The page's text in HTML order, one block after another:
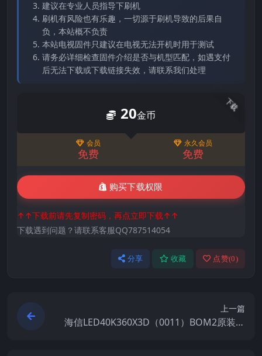
建议在专业人员指导下刷机
刷机有风险也有乐趣，一切源于刷机导致的后果自
负，本站概不负责
本站电视固件只建议在电视无法开机时用于测试
请务必详细检查固件介绍是否与机型匹配，如遇支付
后无法下载或下载链接失效，请联系我们处理
下载
20金币
会员
免费
永久会员
免费
购买下载权限
↑↑下载前请先复制密码，再点立即下载↑↑
下载遇到问题？请联系客服QQ787514054
分享 收藏 点赞(0)
上一篇
海信LED40K360X3D（0011）BOM2原装救